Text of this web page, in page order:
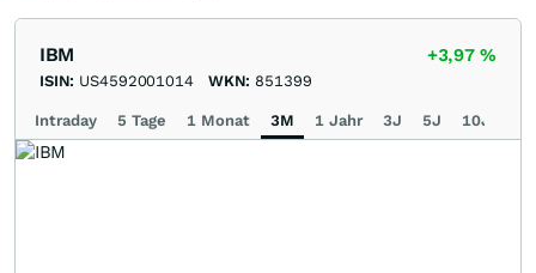
IBM +3,97%
ISIN: US4592001014 WKN: 851399
Intraday 5 Tage 1 Monat 3M 1 Jahr 3J 5J 10J